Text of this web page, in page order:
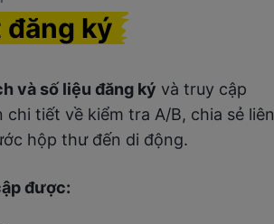
ký
và số liệu đăng ký và truy cập
tiết về kiểm tra A/B, chia sẻ liên
hộp thư đến di động.
được: